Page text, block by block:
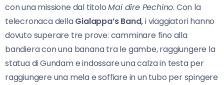
con una missione dal titoloMai dire Pechino. Con la
telecronaca dellaGialappa’s Band,i viaggiatori hanno
dovuto superare tre prove: camminare fino alla
bandiera con una banana tra le gambe, raggiungere la
statua di Gundam e indossare una calza in testa per
raggiungere una mela e soffiare in un tubo per spingere